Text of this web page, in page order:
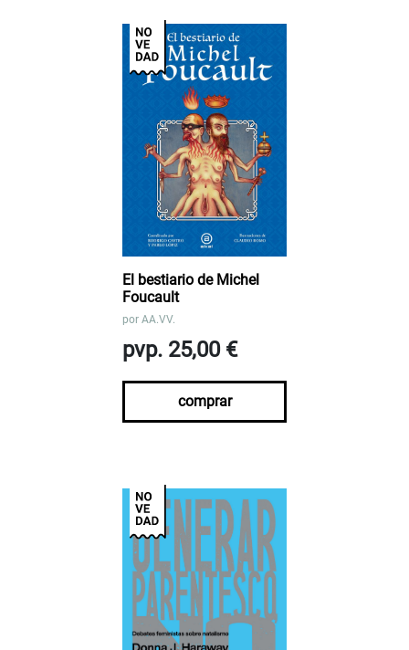
El bestiario de Michel
Foucault
por AA.VV.
pvp. 25,00 €
comprar